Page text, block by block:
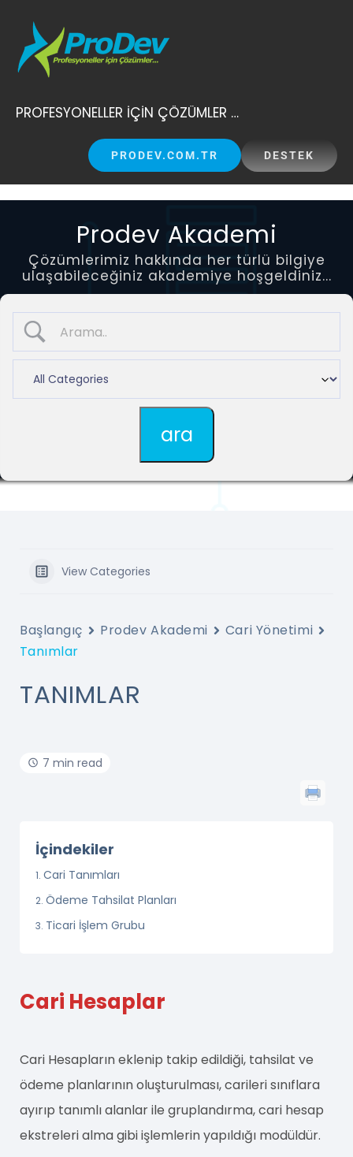
content
PROFESYONELLER İÇİN ÇÖZÜMLER …
PRODEV.COM.TR DESTEK
Prodev Akademi
Çözümlerimiz hakkında her türlü bilgiye
ulaşabileceğiniz akademiye hoşgeldiniz...
View Categories
Başlangıç Prodev Akademi
Cari Yönetimi
Tanımlar
TANIMLAR
7 min read
İçindekiler
Cari Tanımları
Ödeme Tahsilat Planları
Ticari İşlem Grubu
Cari Hesaplar
Cari Hesapların eklenip takip edildiği, tahsilat ve
ödeme planlarının oluşturulması, carileri sınıflara
ayırıp tanımlı alanlar ile gruplandırma, cari hesap
ekstreleri alma gibi işlemlerin yapıldığı modüldür.